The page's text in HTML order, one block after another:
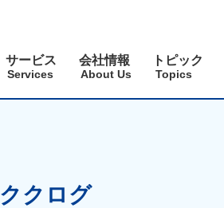
サービス
Services
会社情報
About Us
トピック
Topics
ククログ